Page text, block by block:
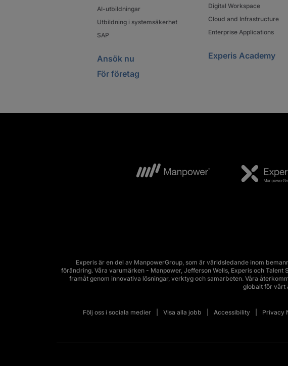
AI-utbildningar
Utbildning i systemsäkerhet
SAP
Ansök nu
För företag
Digital Workspace
Cloud and Infrastructure
Enterprise Applications
Experis Academy
Experis är en del av ManpowerGroup, som är världsledande inom
förändring. Våra varumärken - Manpower, Jefferson Wells, Experis och
framåt genom innovativa lösningar, verktyg och samarbeten. Våra
globalt för vårt
Följ oss i sociala medier Visa alla jobb Accessibility Privacy